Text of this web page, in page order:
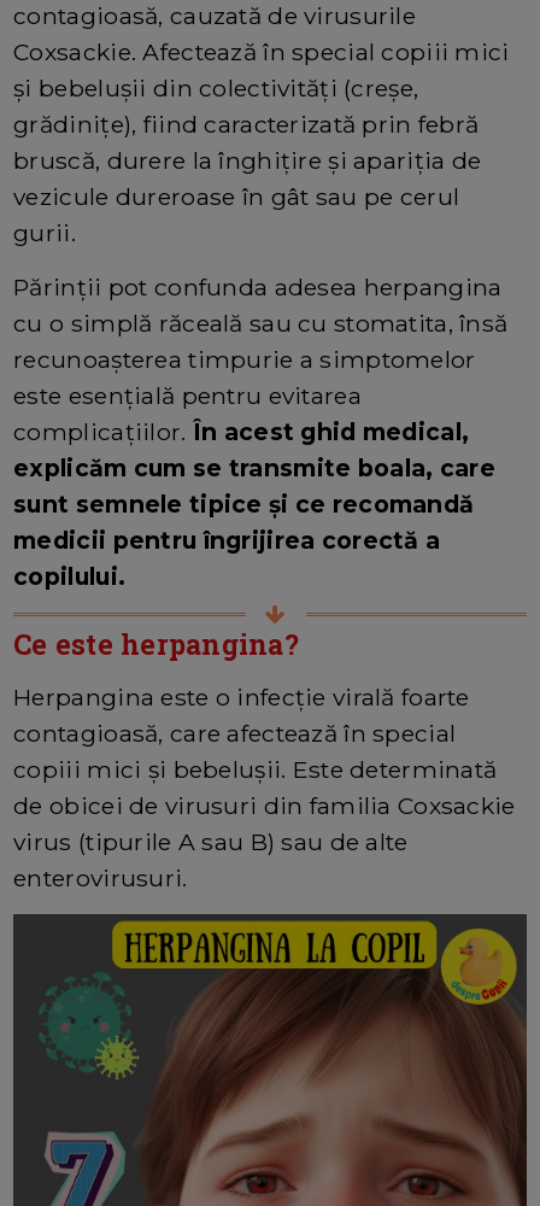
contagioasă, cauzată de virusurile
Coxsackie. Afectează în special copiii mici
și bebelușii din colectivități (creșe,
grădinițe), fiind caracterizată prin febră
bruscă, durere la înghițire și apariția de
vezicule dureroase în gât sau pe cerul
gurii.
Părinții pot confunda adesea herpangina
cu o simplă răceală sau cu stomatita, însă
recunoașterea timpurie a simptomelor
este esențială pentru evitarea
complicațiilor. În acest ghid medical,
explicăm cum se transmite boala, care
sunt semnele tipice și ce recomandă
medicii pentru îngrijirea corectă a
copilului.
Ce este herpangina?
Herpangina este o infecţie virală foarte
contagioasă, care afectează în special
copiii mici şi bebeluşii. Este determinată
de obicei de virusuri din familia Coxsackie
virus (tipurile A sau B) sau de alte
enterovirusuri.